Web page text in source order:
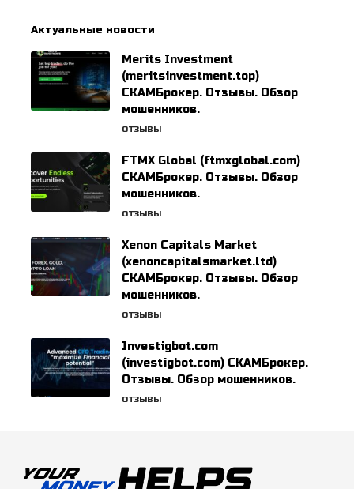
Актуальные новости
Merits Investment
(meritsinvestment.top)
СКАМБрокер. Отзывы. Обзор
мошенников.
ОТЗЫВЫ
FTMX Global (ftmxglobal.com)
СКАМБрокер. Отзывы. Обзор
мошенников.
ОТЗЫВЫ
Xenon Capitals Market
(xenoncapitalsmarket.ltd)
СКАМБрокер. Отзывы. Обзор
мошенников.
ОТЗЫВЫ
Investigbot.com
(investigbot.com) СКАМБрокер.
Отзывы. Обзор мошенников.
ОТЗЫВЫ